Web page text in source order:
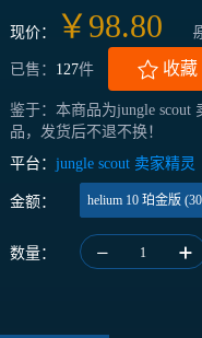
现价： ￥98.80
已售： 127件 收藏
鉴于：本商品为jungle scout
品，发货后不退不换！
平台： jungle scout 卖家精灵
金额： helium 10 珀金版
数量： 1